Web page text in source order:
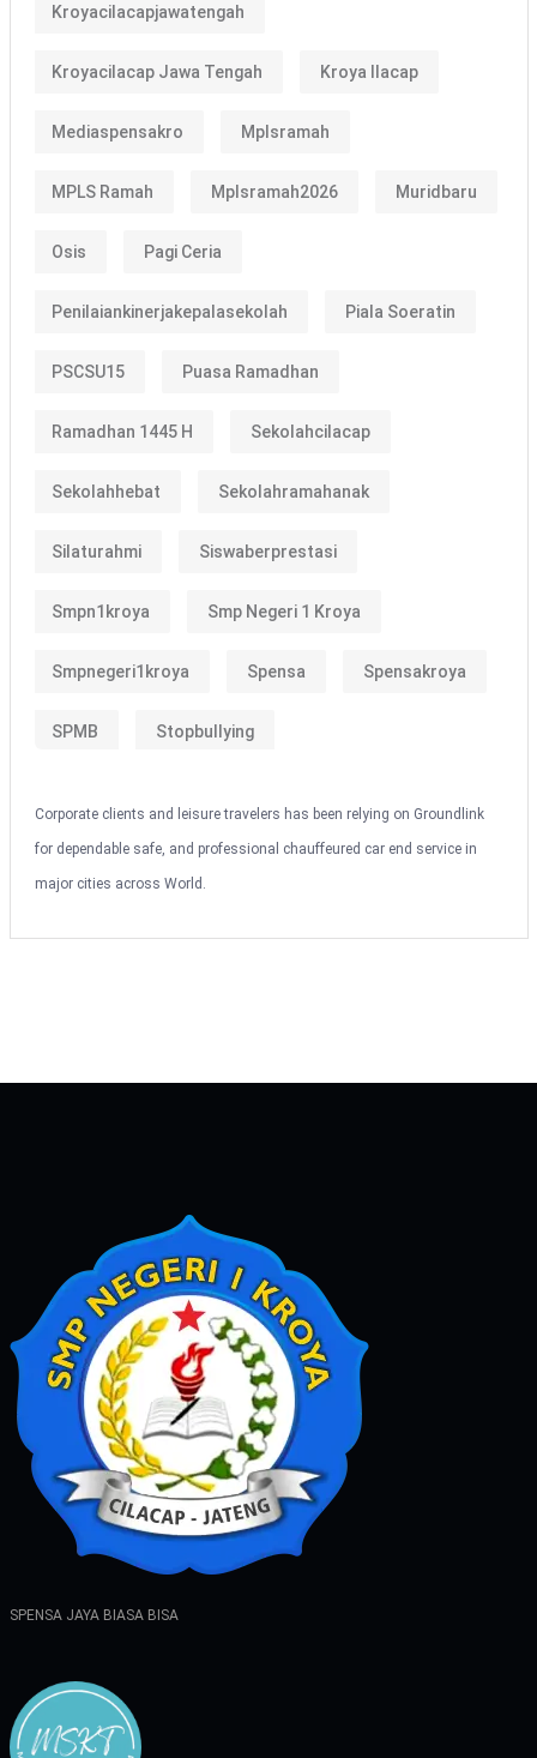
Kroyacilacapjawatengah
Kroyacilacap Jawa Tengah Kroya Ilacap
Mediaspensakro Mplsramah
MPLS Ramah Mplsramah2026 Muridbaru
Osis Pagi Ceria
Penilaiankinerjakepalasekolah Piala Soeratin
PSCSU15 Puasa Ramadhan
Ramadhan 1445 H Sekolahcilacap
Sekolahhebat Sekolahramahanak
Silaturahmi Siswaberprestasi
Smpn1kroya Smp Negeri 1 Kroya
Smpnegeri1kroya Spensa Spensakroya
SPMB Stopbullying
Corporate clients and leisure travelers has been relying on Groundlink
for dependable safe, and professional chauffeured car end service in
major cities across World.
SPENSA JAYA BIASA BISA